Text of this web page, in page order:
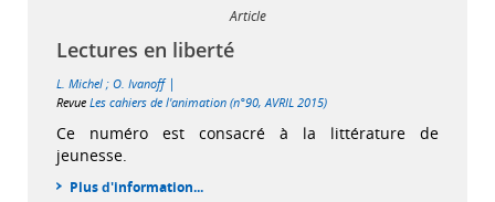
Article
Lectures en liberté
L. Michel ; O. Ivanoff |
Revue Les cahiers de l'animation (n°90, AVRIL 2015)
Ce numéro est consacré à la littérature de
jeunesse.
Plus d'information...